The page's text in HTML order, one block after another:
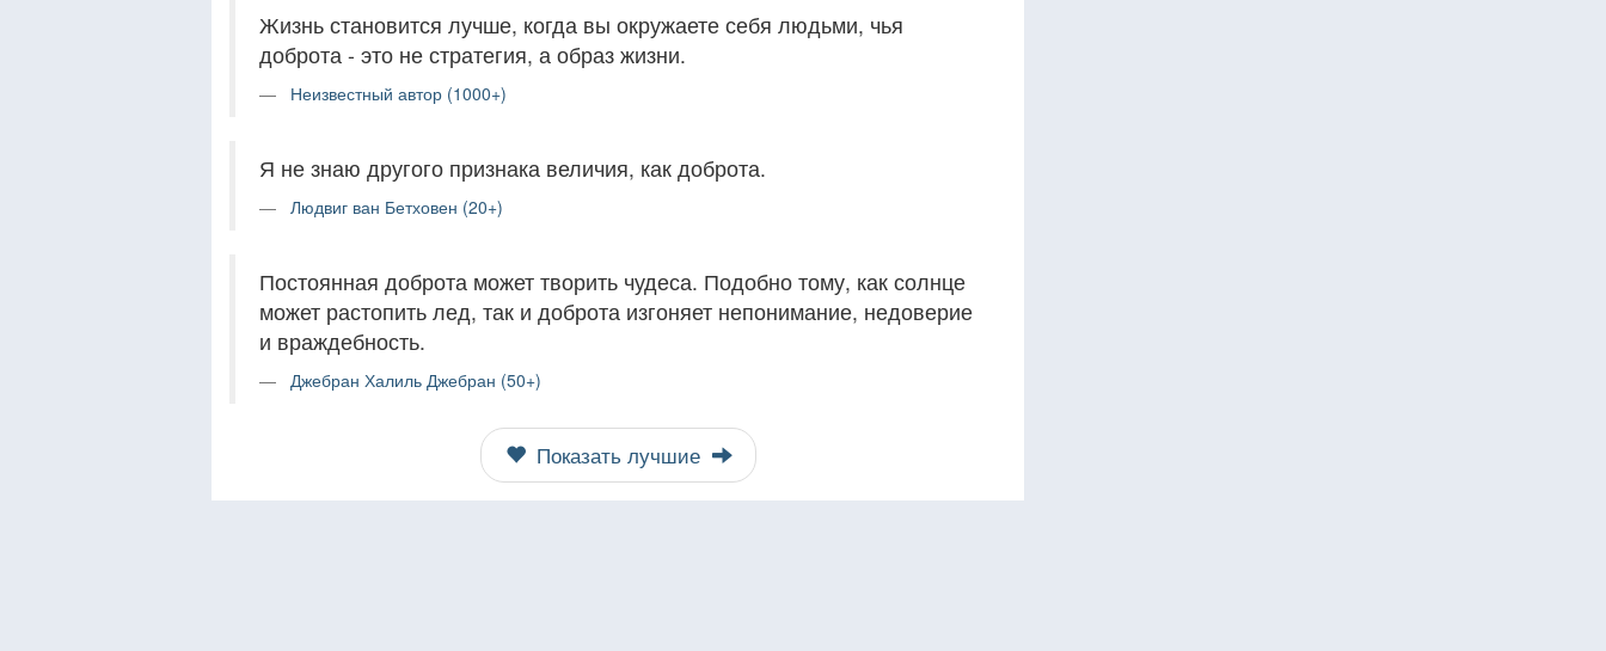
Жизнь становится лучше, когда вы окружаете себя людьми, чья
доброта - это не стратегия, а образ жизни.
Неизвестный автор (1000+)
Я не знаю другого признака величия, как доброта.
Людвиг ван Бетховен (20+)
Постоянная доброта может творить чудеса. Подобно тому, как солнце
может растопить лед, так и доброта изгоняет непонимание, недоверие
и враждебность.
Джебран Халиль Джебран (50+)
Показать лучшие